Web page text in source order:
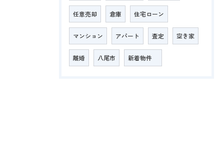
任意売却 倉庫 住宅ローン
マンション アパート 査定 空き家
離婚 八尾市 新着物件